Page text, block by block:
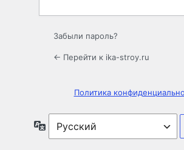
Забыли пароль?
← Перейти к ika-stroy.ru
Политика
Язык